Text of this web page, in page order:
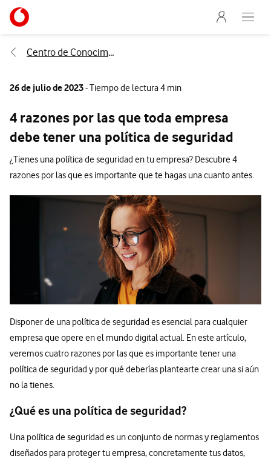
Ir a la pagina principal de vodafone.es
Menu
Abre
Centro de Conocimiento
26 de julio de 2023- Tiempo de lectura 4 min
4 razones por las que toda empresa
debe tener una política de seguridad
¿Tienes una política de seguridad en tu empresa? Descubre 4
razones por las que es importante que te hagas una cuanto antes.
Disponer de una política de seguridad es esencial para cualquier
empresa que opere en el mundo digital actual. En este artículo,
veremos cuatro razones por las que es importante tener una
política de seguridad y por qué deberías plantearte crear una si aún
no la tienes.
¿Qué es una política de seguridad?
Una política de seguridad es un conjunto de normas y reglamentos
diseñados para proteger tu empresa, concretamente tus datos,